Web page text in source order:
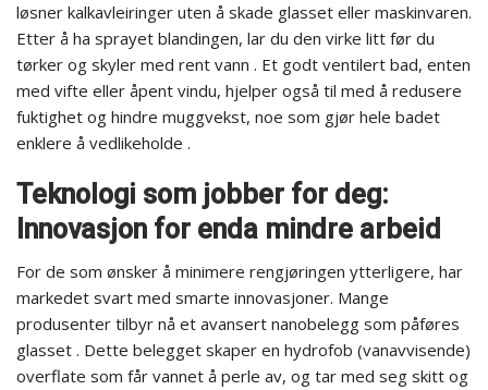
løsner kalkavleiringer uten å skade glasset eller maskinvaren.
Etter å ha sprayet blandingen, lar du den virke litt før du
tørker og skyler med rent vann . Et godt ventilert bad, enten
med vifte eller åpent vindu, hjelper også til med å redusere
fuktighet og hindre muggvekst, noe som gjør hele badet
enklere å vedlikeholde .
Teknologi som jobber for deg:
Innovasjon for enda mindre arbeid
For de som ønsker å minimere rengjøringen ytterligere, har
markedet svart med smarte innovasjoner. Mange
produsenter tilbyr nå et avansert nanobelegg som påføres
glasset . Dette belegget skaper en hydrofob (vanavvisende)
overflate som får vannet å perle av, og tar med seg skitt og